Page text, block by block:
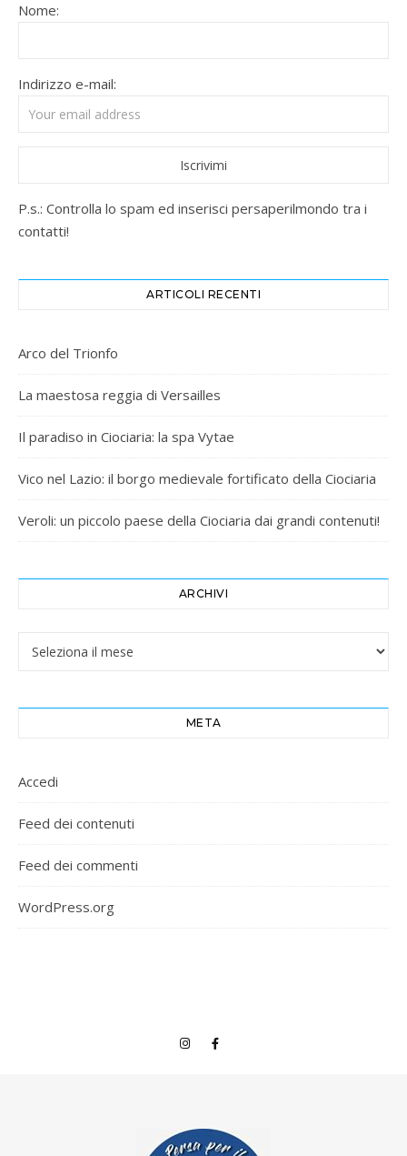
Nome:
Indirizzo e-mail:
P.s.: Controlla lo spam ed inserisci persaperilmondo tra i
contatti!
ARTICOLI RECENTI
Arco del Trionfo
La maestosa reggia di Versailles
Il paradiso in Ciociaria: la spa Vytae
Vico nel Lazio: il borgo medievale fortificato della Ciociaria
Veroli: un piccolo paese della Ciociaria dai grandi contenuti!
ARCHIVI
Archivi
META
Accedi
Feed dei contenuti
Feed dei commenti
WordPress.org